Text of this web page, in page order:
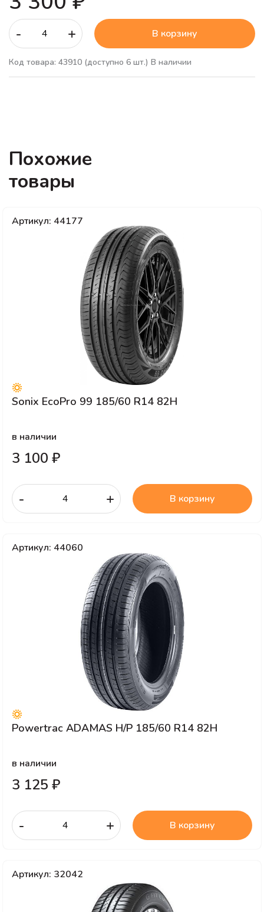
- + В корзину
Код товара: 43910 (доступно 6 шт.) В наличии
Похожие
товары
Артикул: 44177
Sonix EcoPro 99 185/60 R14 82H
в наличии
3 100 ₽
- + В корзину
Артикул: 44060
Powertrac ADAMAS H/P 185/60 R14 82H
в наличии
3 125 ₽
- + В корзину
Артикул: 32042